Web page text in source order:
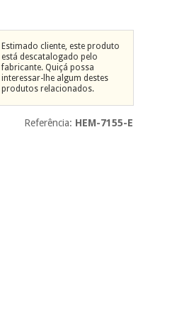
Estimado cliente, este produto
está descatalogado pelo
fabricante. Quiçá possa
interessar-lhe algum destes
produtos relacionados.
Referência: HEM-7155-E